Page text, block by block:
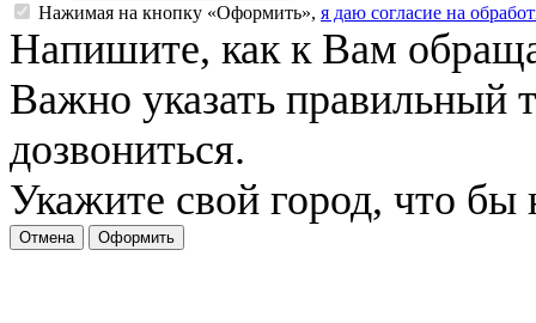
Нажимая на кнопку «Оформить», я даю согласие на
Напишите, как к Вам
Важно указать
дозвониться.
Укажите свой город, что
Отмена Оформить